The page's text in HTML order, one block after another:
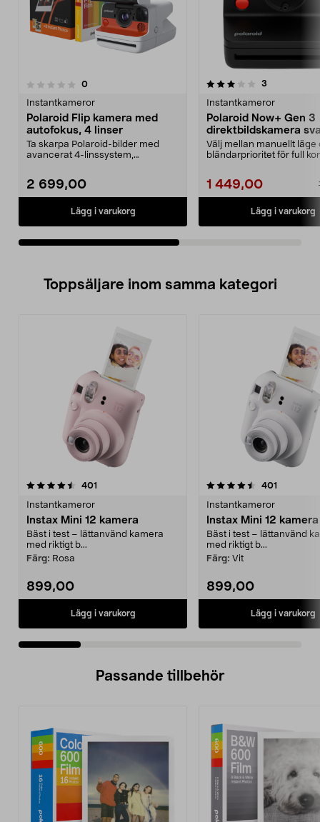
0recensioner
Instantkameror
Polaroid Flip kamera med
autofokus, 4 linser
Ta skarpa Polaroid-bilder med
avancerat 4-linssystem,
2 699,00
Lägg i varukorg
3.5av 5 stjärnor 3
Instantkameror
Polaroid Now+ Gen 3
direktbildskamera
appansluten
Välj mellan manuellt läge
bländarprioritet för full
1 449,00
Lägg i varukorg
0.0 av 5 stjärnor
Toppsäljare inom samma kategori
401
Instantkameror
Instax Mini 12 kamera
Bäst i test – lättanvänd kamera
med riktigt b...
Färg: Rosa
899,00
Lägg i varukorg
4.5 av 5 stjärnor 401
Instantkameror
Instax Mini 12 kamera
Bäst i test – lättanvänd
med riktigt b...
Färg: Vit
899,00
Lägg i varukorg
4.5 av 5 stjärnor
Passande tillbehör